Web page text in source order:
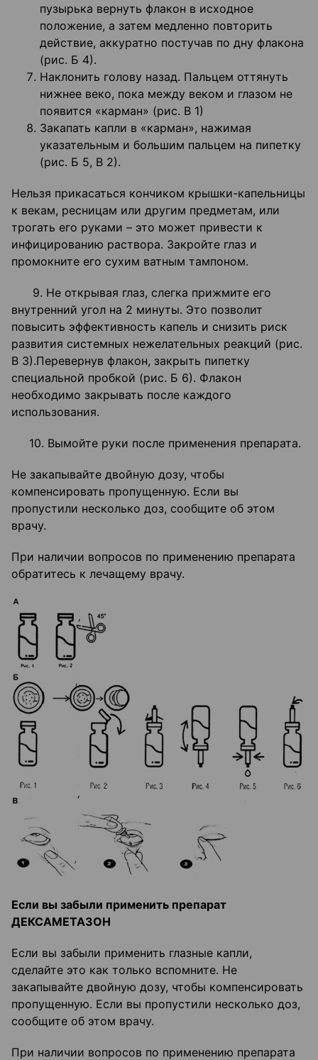
пузырька вернуть флакон в исходное
положение, а затем медленно повторить
действие, аккуратно постучав по дну флакона
(рис. Б 4).
Наклонить голову назад. Пальцем оттянуть
нижнее веко, пока между веком и глазом не
появится «карман» (рис. В 1)
Закапать капли в «карман», нажимая
указательным и большим пальцем на пипетку
(рис. Б 5, В 2).
Нельзя прикасаться кончиком крышки-капельницы
к векам, ресницам или другим предметам, или
трогать его руками – это может привести к
инфицированию раствора. Закройте глаз и
промокните его сухим ватным тампоном.
9. Не открывая глаз, слегка прижмите его
внутренний угол на 2 минуты. Это позволит
повысить эффективность капель и снизить риск
развития системных нежелательных реакций (рис.
В 3).Перевернув флакон, закрыть пипетку
специальной пробкой (рис. Б 6). Флакон
необходимо закрывать после каждого
использования.
10. Вымойте руки после применения препарата.
Не закапывайте двойную дозу, чтобы
компенсировать пропущенную. Если вы
пропустили несколько доз, сообщите об этом
врачу.
При наличии вопросов по применению препарата
обратитесь к лечащему врачу.
Если вы забыли применить препарат
ДЕКСАМЕТАЗОН
Если вы забыли применить глазные капли,
сделайте это как только вспомните. Не
закапывайте двойную дозу, чтобы компенсировать
пропущенную. Если вы пропустили несколько доз,
сообщите об этом врачу.
При наличии вопросов по применению препарата